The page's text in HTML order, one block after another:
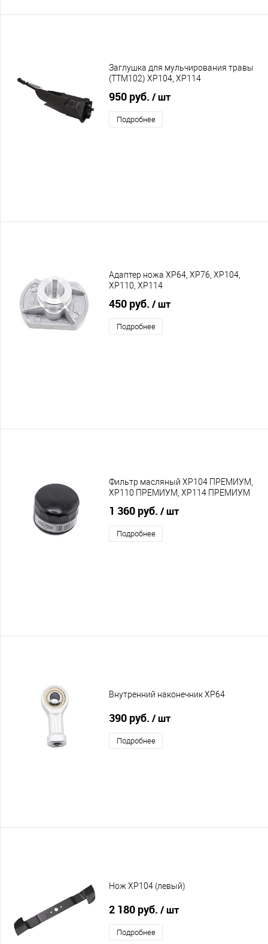
Заглушка для мульчирования травы
(TTM102) XP104, XP114
950 руб. / шт
Подробнее
Адаптер ножа XP64, XP76, XP104,
XP110, XP114
450 руб. / шт
Подробнее
Фильтр масляный XP104 ПРЕМИУМ,
XP110 ПРЕМИУМ, XP114 ПРЕМИУМ
1 360 руб. / шт
Подробнее
Внутренний наконечник XP64
390 руб. / шт
Подробнее
Нож XP104 (левый)
2 180 руб. / шт
Подробнее